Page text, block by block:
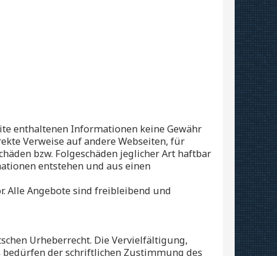
enthaltenen Informationen keine Gewähr
Verweise auf andere Webseiten, für
bzw. Folgeschäden jeglicher Art haftbar
entstehen und aus einen
Alle Angebote sind freibleibend und
Urheberrecht. Die Vervielfältigung,
der schriftlichen Zustimmung des